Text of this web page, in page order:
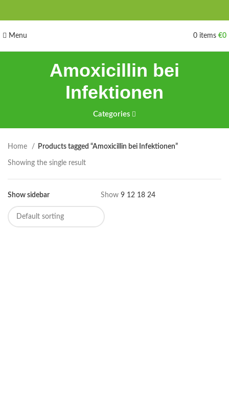
Menu 0 items €0
Amoxicillin bei
Infektionen
Categories
Home Products tagged “Amoxicillin bei Infektionen”
Showing the single result
Show sidebar Show 9 12 18 24